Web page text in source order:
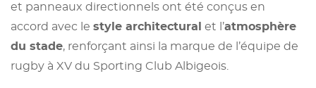
et panneaux directionnels ont été conçus en
accord avec le style architectural et l’atmosphère
du stade, renforçant ainsi la marque de l’équipe de
rugby à XV du Sporting Club Albigeois.